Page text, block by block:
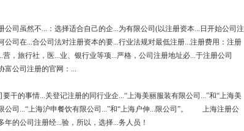
司虽然不...：选择适合自己的企...为有限公司(以注册资本...日开始公司注
司在...合公司法对注册资本的要...行业法规对最低注册...注册费用：注册
，旅行社，医...业、银行业等项...严格，公司注册地址必...于注册公司
公司注册的官网：...
干的事情...关登记注册的同行业企...“上海美丽服装有限公司...”和“上海美
公司...“上海沪申餐饮有限公司...”和“上海户伸...限公司”。 上海注册公
的公司注册经...验，所以，选择...务人员！